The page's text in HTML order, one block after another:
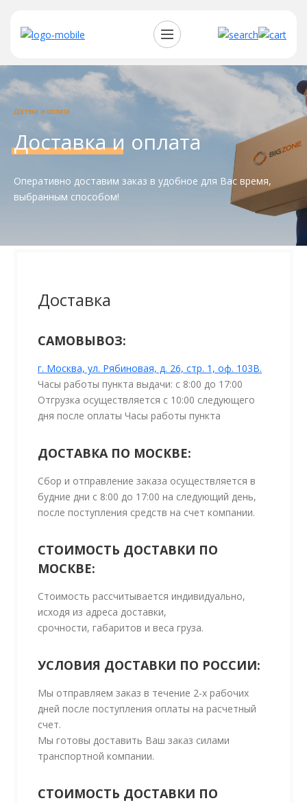
Доствка и оплата
Доставка и оплата
Оперативно доставим заказ в удобное для Вас время,
выбранным способом!
Доставка
САМОВЫВОЗ:
г. Москва, ул. Рябиновая, д. 26, стр. 1, оф. 103В.
Часы работы пункта выдачи: с 8:00 до 17:00
Отгрузка осуществляется с 10:00 следующего
дня после оплаты Часы работы пункта
ДОСТАВКА ПО МОСКВЕ:
Сбор и отправление заказа осуществляется в
будние дни с 8:00 до 17:00 на следующий день,
после поступления средств на счет компании.
СТОИМОСТЬ ДОСТАВКИ ПО
МОСКВЕ:
Стоимость рассчитывается индивидуально,
исходя из адреса доставки,
срочности, габаритов и веса груза.
УСЛОВИЯ ДОСТАВКИ ПО РОССИИ:
Мы отправляем заказ в течение 2-х рабочих
дней после поступления оплаты на расчетный
счет.
Мы готовы доставить Ваш заказ силами
транспортной компании.
СТОИМОСТЬ ДОСТАВКИ ПО